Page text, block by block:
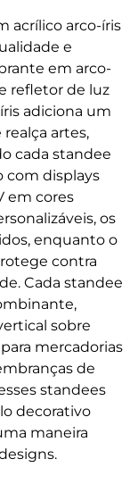
acrílico arco-íris
e
em arco-
refletor de luz
adiciona um
artes,
cada standee
com displays
em cores
os
enquanto o
contra
Cada standee
sobre
mercadorias
de
standees
decorativo
maneira